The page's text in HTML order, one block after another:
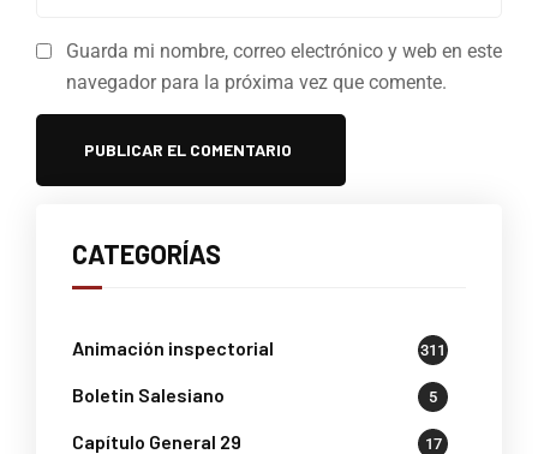
Guarda mi nombre, correo electrónico y web en este
navegador para la próxima vez que comente.
CATEGORÍAS
Animación inspectorial 311
Boletin Salesiano 5
Capítulo General 29 17